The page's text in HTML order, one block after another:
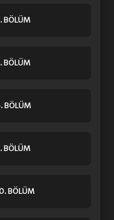
BÖLÜM
BÖLÜM
BÖLÜM
BÖLÜM
BÖLÜM